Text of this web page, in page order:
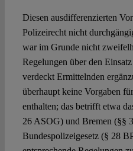
Diesen ausdifferenzierten
Polizeirecht nicht
war im Grunde nicht
Regelungen über den
verdeckt Ermittelnden
überhaupt keine Vorgaben
enthalten; das betrifft etwa
26 ASOG) und Bremen (§§
Bundespolizeigesetz (§ 28